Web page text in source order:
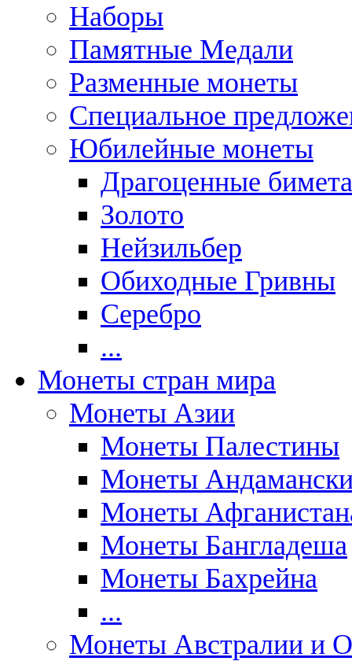
Наборы
Памятные Медали
Разменные монеты
Специальное
Юбилейные монеты
Драгоценные
Золото
Нейзильбер
Обиходные Гривны
Серебро
...
Монеты стран мира
Монеты Азии
Монеты Палестины
Монеты
Монеты
Монеты Бангладеша
Монеты Бахрейна
...
Монеты Австралии и